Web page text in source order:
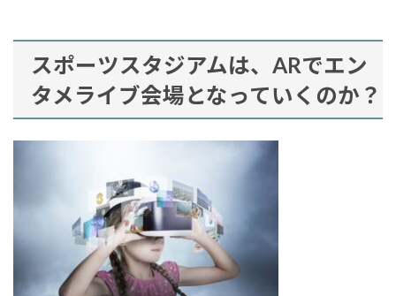
スポーツスタジアムは、ARでエン
タメライブ会場となっていくのか？